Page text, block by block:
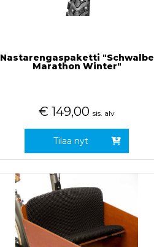
Nastarengaspaketti "Schwalbe
Marathon Winter"
€ 149,00 sis. alv
Tilaa nyt